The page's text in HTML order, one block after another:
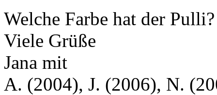
Welche Farbe hat der Pulli?
Viele Grüße
Jana mit
A. (2004), J. (2006), N.